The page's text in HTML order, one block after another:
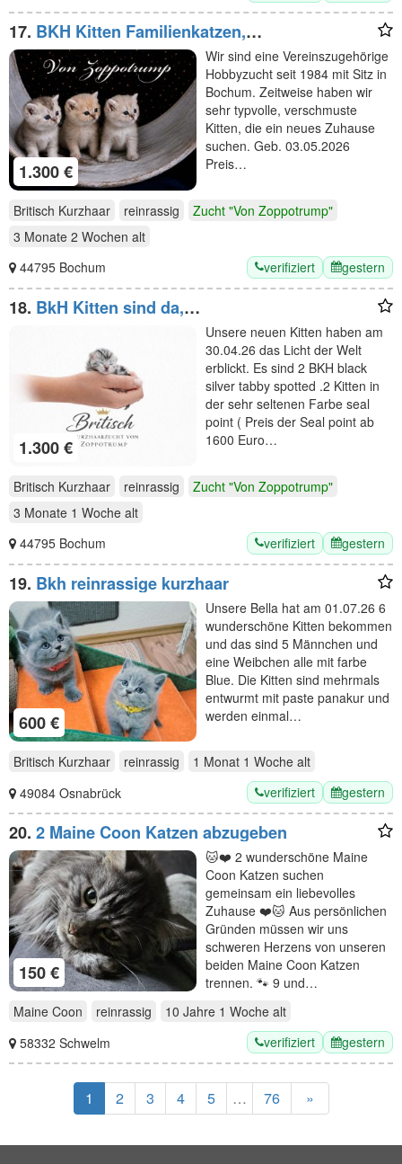
17. BKH Kitten Familienkatzen,
Stammbaum,geimpft,gechipt
GESUNDHEITSZEUGNIS ,EU Ausweis
1.300 €
Wir sind eine Vereinszugehörige
Hobbyzucht seit 1984 mit Sitz in
Bochum. Zeitweise haben wir
sehr typvolle, verschmuste
Kitten, die ein neues Zuhause
suchen. Geb. 03.05.2026
Preis…
Britisch Kurzhaar reinrassig
Zucht "Von Zoppotrump"
3 Monate 2 Wochen alt
44795 Bochum
verifiziert gestern
18. BkH Kitten sind da,
Stammbaum,geimpft,gechippt
Gesundheitszeugnis
1.300 €
Unsere neuen Kitten haben am
30.04.26 das Licht der Welt
erblickt. Es sind 2 BKH black
silver tabby spotted .2 Kitten in
der sehr seltenen Farbe seal
point ( Preis der Seal point ab
1600 Euro…
Britisch Kurzhaar reinrassig
Zucht "Von Zoppotrump"
3 Monate 1 Woche alt
44795 Bochum
verifiziert gestern
19. Bkh reinrassige kurzhaar
600 €
Unsere Bella hat am 01.07.26 6
wunderschöne Kitten bekommen
und das sind 5 Männchen und
eine Weibchen alle mit farbe
Blue. Die Kitten sind mehrmals
entwurmt mit paste panakur und
werden einmal…
Britisch Kurzhaar reinrassig 1 Monat 1 Woche alt
49084 Osnabrück
verifiziert gestern
20. 2 Maine Coon Katzen abzugeben
150 €
🐱❤️ 2 wunderschöne Maine
Coon Katzen suchen
gemeinsam ein liebevolles
Zuhause ❤️🐱 Aus persönlichen
Gründen müssen wir uns
schweren Herzens von unseren
beiden Maine Coon Katzen
trennen. 🐾 9 und…
Maine Coon
reinrassig 10 Jahre 1 Woche alt
58332 Schwelm
verifiziert gestern
1 2 3 4 5 … 76 »